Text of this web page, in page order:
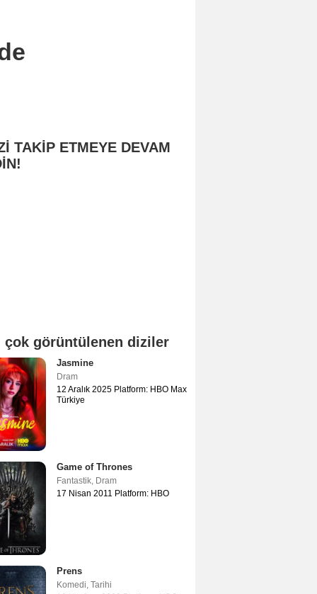
TAKİP ETMEYE DEVAM
çok görüntülenen diziler
Jasmine
Dram
12 Aralık 2025 Platform: HBO Max
Türkiye
Game of Thrones
Fantastik Dram
17 Nisan 2011 Platform: HBO
Prens
Komedi Tarihi